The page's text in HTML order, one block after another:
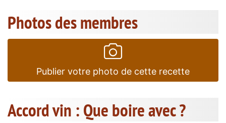
Photos des membres
Publier votre photo de cette recette
Accord vin : Que boire avec ?